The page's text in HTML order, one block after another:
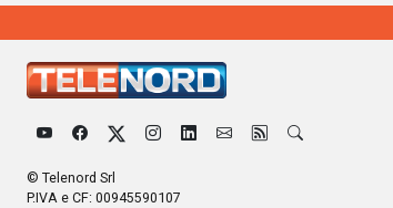
© Telenord Srl
P.IVA e CF: 00945590107